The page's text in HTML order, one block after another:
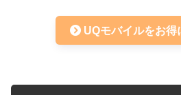
UQモバイルをお得